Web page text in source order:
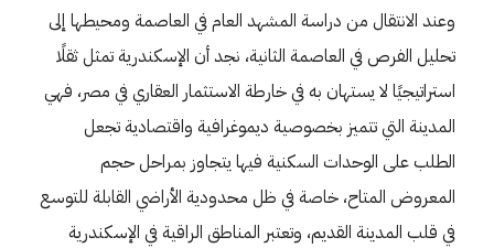
وعند الانتقال من دراسة المشهد العام في العاصمة ومحيطها إلى
تحليل الفرص في العاصمة الثانية، نجد أن الإسكندرية تمثل ثقلًا
استراتيجيًا لا يستهان به في خارطة الاستثمار العقاري في مصر، فهي
المدينة التي تتميز بخصوصية ديموغرافية واقتصادية تجعل
الطلب على الوحدات السكنية فيها يتجاوز بمراحل حجم
المعروض المتاح، خاصة في ظل محدودية الأراضي القابلة للتوسع
في قلب المدينة القديم، وتعتبر المناطق الراقية في الإسكندرية